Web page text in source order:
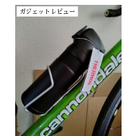
ガジェットレビュー